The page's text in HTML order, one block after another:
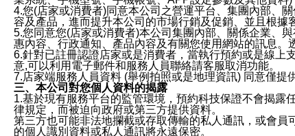
4.您(店家或消費者)同意本公司之營運平台、集團內部、
容及產品，進而提升本公司的市場行銷及促銷、並且根據
5.您同意您(店家或消費者)本公司集團內部、關係企業、
惠內容、行政通知、產品內容及有關您使用網站的訊息。
6.針對已註冊認證店家或是消費者，當執行預約或是線上
意,可以利用電子郵件和服務人員聯絡請客服取消功能。
7.店家端服務人員資料 (舉例拍照或是地理資訊) 同意僅提
三、本公司對您個人資料的揭露
1.基於現有服務平台的監管環境，預約科技保證不會揭
律規定，而被迫向政府或第三方提供資料。
第三方也可能非法地攔截或存取傳輸的私人通訊，或會
的個人識別資料或私人通訊將永遠保密。